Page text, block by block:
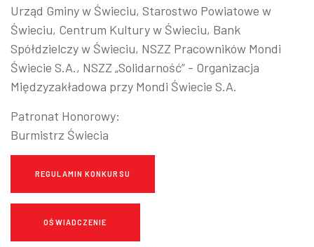
Urząd Gminy w Świeciu, Starostwo Powiatowe w
Świeciu, Centrum Kultury w Świeciu, Bank
Spółdzielczy w Świeciu, NSZZ Pracowników Mondi
Świecie S.A., NSZZ „Solidarność” - Organizacja
Międzyzakładowa przy Mondi Świecie S.A.
Patronat Honorowy:
Burmistrz Świecia
REGULAMIN KONKURSU
OŚWIADCZENIE